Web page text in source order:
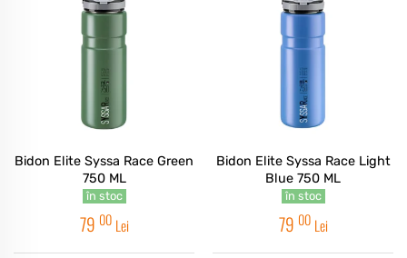
Bidon Elite Syssa Race Green
750 ML
în stoc
79 00 Lei
Bidon Elite Syssa Race Light
Blue 750 ML
în stoc
79 00 Lei